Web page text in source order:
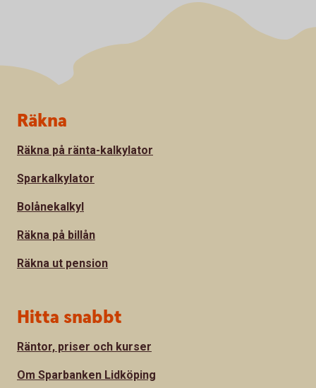
Sidfot
Räkna
Räkna på ränta-kalkylator
Sparkalkylator
Bolånekalkyl
Räkna på billån
Räkna ut pension
Hitta snabbt
Räntor, priser och kurser
Om Sparbanken Lidköping